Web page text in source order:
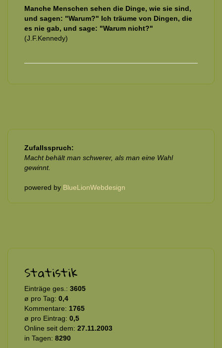
Manche Menschen sehen die Dinge, wie sie sind,
und sagen: "Warum?" Ich träume von Dingen, die
es nie gab, und sage: "Warum nicht?"
(J.F.Kennedy)
Zufallsspruch:
Macht behält man schwerer, als man eine Wahl
gewinnt.
powered by BlueLionWebdesign
Statistik
Einträge ges.: 3605
ø pro Tag: 0,4
Kommentare: 1765
ø pro Eintrag: 0,5
Online seit dem: 27.11.2003
in Tagen: 8290